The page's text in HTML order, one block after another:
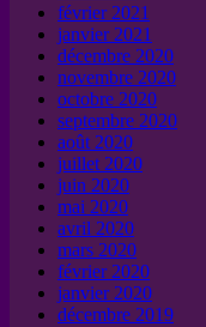
février 2021
janvier 2021
décembre 2020
novembre 2020
octobre 2020
septembre 2020
août 2020
juillet 2020
juin 2020
mai 2020
avril 2020
mars 2020
février 2020
janvier 2020
décembre 2019